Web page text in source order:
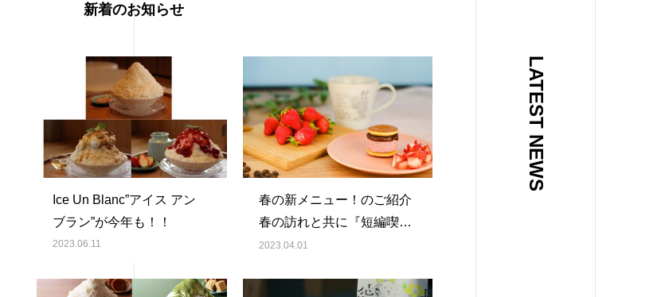
LATEST NEWS
新着のお知らせ
Ice Un Blanc”アイス アン
ブラン”が今年も！！
2023.06.11
春の新メニュー！のご紹介
春の訪れと共に『短編喫茶
Un』にも
2023.04.01